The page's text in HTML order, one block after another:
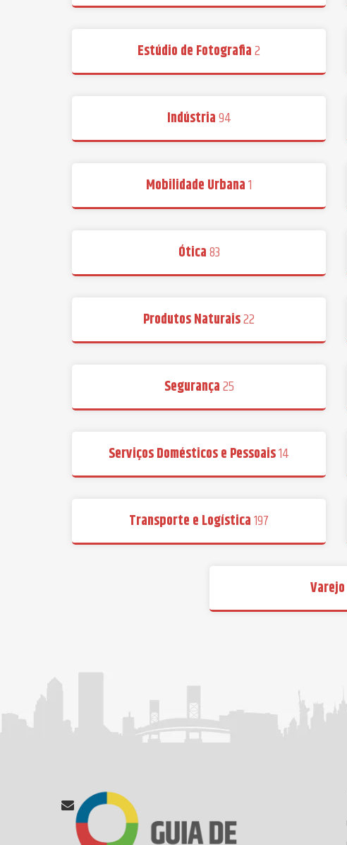
Estúdio de Fotografia2
Indústria94
Mobilidade Urbana1
Ótica83
Produtos Naturais22
Segurança25
Serviços Domésticos e Pessoais14
Transporte e Logística197
Varejo